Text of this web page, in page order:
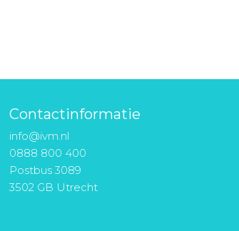
Contactinformatie
info@ivm.nl
0888 800 400
Postbus 3089
3502 GB Utrecht